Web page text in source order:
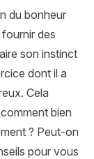
du bonheur
des
son instinct
dont il a
Cela
bien
? Peut-on
pour vous